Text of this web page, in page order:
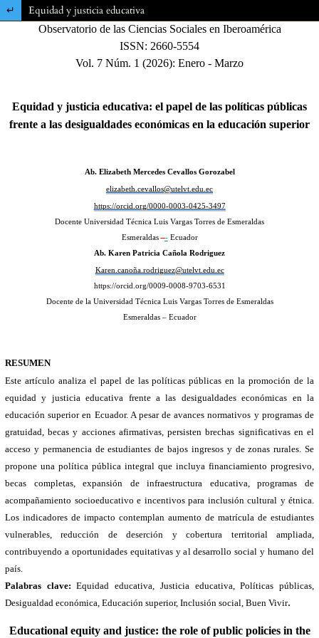
Volver a los detalles del artículo
Equidad y justicia educativa